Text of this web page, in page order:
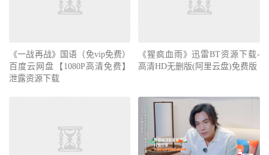
《一战再战》国语（免vip免费）
百度云网盘【1080P高清免费】
泄露资源下载
《猩疯血雨》迅雷BT资源下载-
高清HD无删版(阿里云盘)免费版